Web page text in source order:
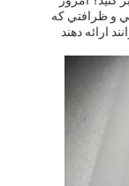
و ظرافتي که
ارائه دهند